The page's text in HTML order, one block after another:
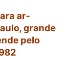
ar-
grande
pelo